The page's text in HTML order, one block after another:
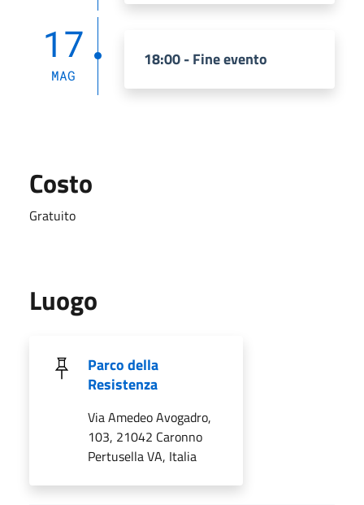
17
MAG
18:00 - Fine evento
Costo
Gratuito
Luogo
Parco della
Resistenza
Via Amedeo Avogadro,
103, 21042 Caronno
Pertusella VA, Italia